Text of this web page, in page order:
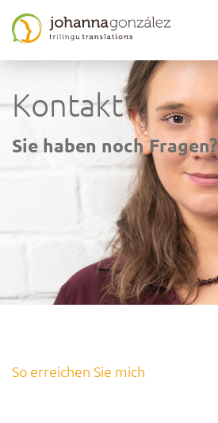
content
Kontakt
Sie haben noch Fragen?
So erreichen Sie mich